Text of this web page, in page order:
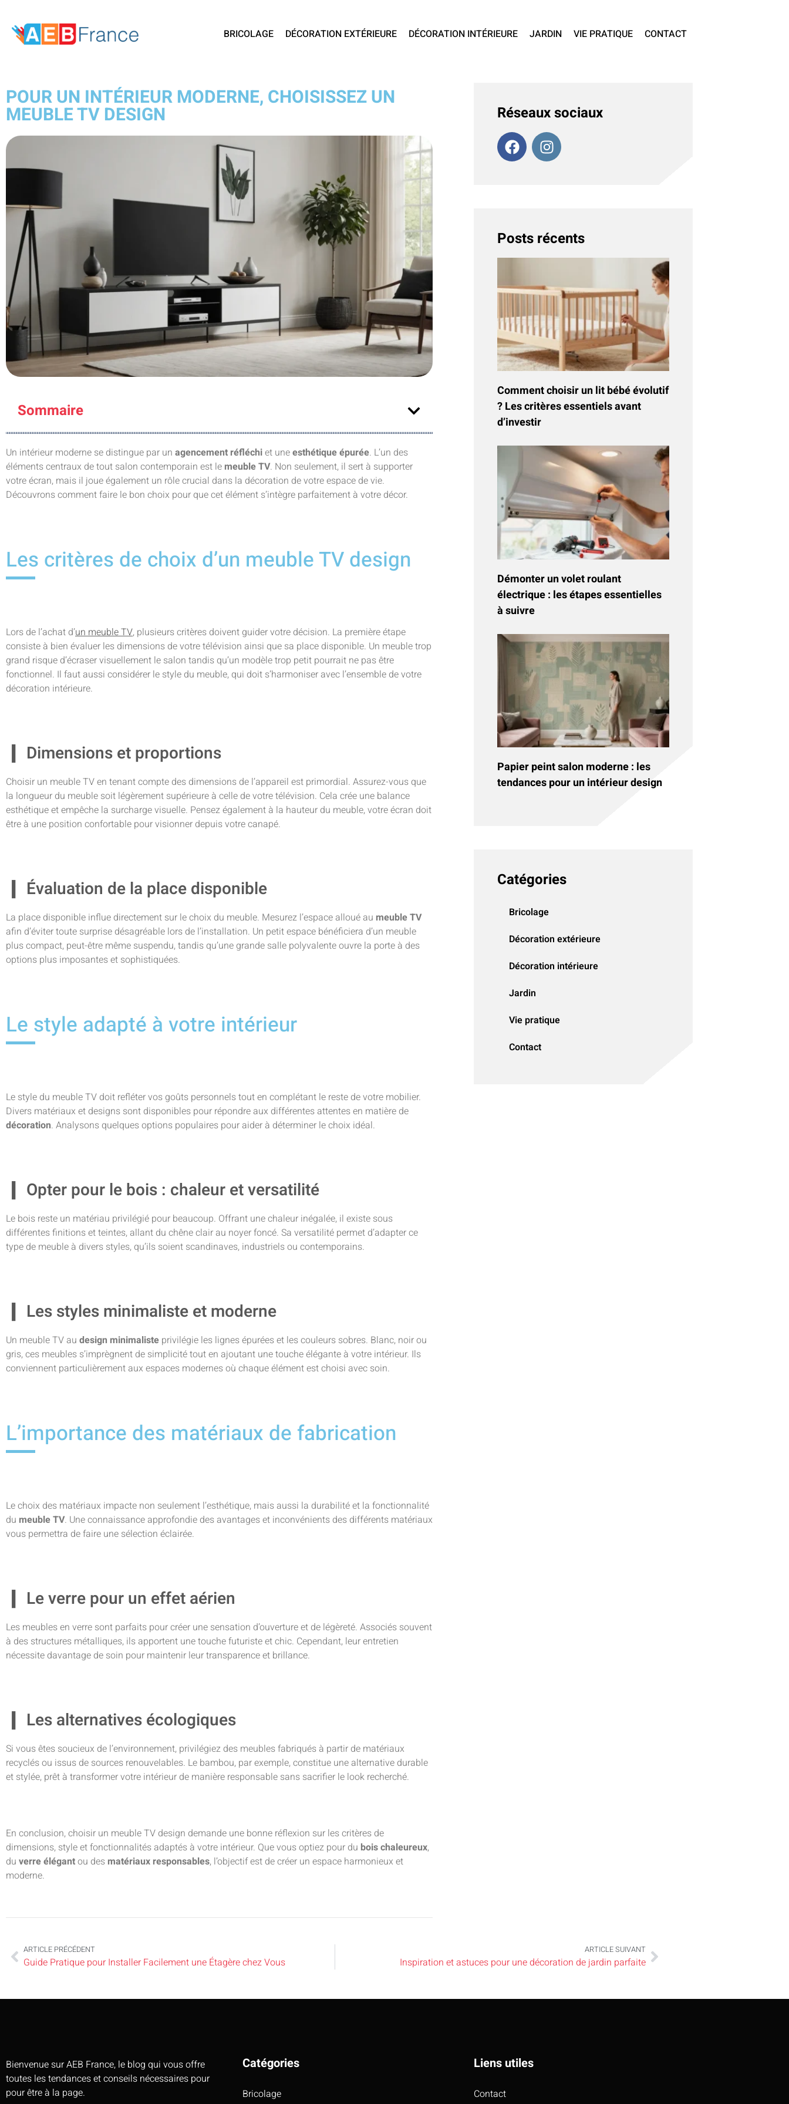
BRICOLAGE DÉCORATION EXTÉRIEURE DÉCORATION INTÉRIEURE JARDIN VIE PRATIQUE CONTACT
POUR UN INTÉRIEUR MODERNE, CHOISISSEZ UN
MEUBLE TV DESIGN
Sommaire
Un intérieur moderne se distingue par un agencement réfléchiet uneesthétique épurée. L’un des
éléments centraux de tout salon contemporain est le meuble TV. Non seulement, il sert à supporter
votre écran, mais il joue également un rôle crucial dans la décoration de votre espace de vie.
Découvrons comment faire le bon choix pour que cet élément s’intègre parfaitement à votre décor.
Les critères de choix d’un meuble TV design
Lors de l’achat d’un meuble TV, plusieurs critères doivent guider votre décision. La première étape
consiste à bien évaluer les dimensions de votre télévision ainsi que sa place disponible. Un meuble trop
grand risque d’écraser visuellement le salon tandis qu’un modèle trop petit pourrait ne pas être
fonctionnel. Il faut aussi considérer le style du meuble, qui doit s’harmoniser avec l’ensemble de votre
décoration intérieure.
Dimensions et proportions
Choisir un meuble TV en tenant compte des dimensions de l’appareil est primordial. Assurez-vous que
la longueur du meuble soit légèrement supérieure à celle de votre télévision. Cela crée une balance
esthétique et empêche la surcharge visuelle. Pensez également à la hauteur du meuble, votre écran doit
être à une position confortable pour visionner depuis votre canapé.
Évaluation de la place disponible
La place disponible influe directement sur le choix du meuble. Mesurez l’espace alloué au meuble TV
afin d’éviter toute surprise désagréable lors de l’installation. Un petit espace bénéficiera d’un meuble
plus compact, peut-être même suspendu, tandis qu’une grande salle polyvalente ouvre la porte à des
options plus imposantes et sophistiquées.
Le style adapté à votre intérieur
Le style du meuble TV doit refléter vos goûts personnels tout en complétant le reste de votre mobilier.
Divers matériaux et designs sont disponibles pour répondre aux différentes attentes en matière de
décoration. Analysons quelques options populaires pour aider à déterminer le choix idéal.
Opter pour le bois : chaleur et versatilité
Le bois reste un matériau privilégié pour beaucoup. Offrant une chaleur inégalée, il existe sous
différentes finitions et teintes, allant du chêne clair au noyer foncé. Sa versatilité permet d’adapter ce
type de meuble à divers styles, qu’ils soient scandinaves, industriels ou contemporains.
Les styles minimaliste et moderne
Un meuble TV au design minimaliste privilégie les lignes épurées et les couleurs sobres. Blanc, noir ou
gris, ces meubles s’imprègnent de simplicité tout en ajoutant une touche élégante à votre intérieur. Ils
conviennent particulièrement aux espaces modernes où chaque élément est choisi avec soin.
L’importance des matériaux de fabrication
Le choix des matériaux impacte non seulement l’esthétique, mais aussi la durabilité et la fonctionnalité
du meuble TV. Une connaissance approfondie des avantages et inconvénients des différents matériaux
vous permettra de faire une sélection éclairée.
Le verre pour un effet aérien
Les meubles en verre sont parfaits pour créer une sensation d’ouverture et de légèreté. Associés souvent
à des structures métalliques, ils apportent une touche futuriste et chic. Cependant, leur entretien
nécessite davantage de soin pour maintenir leur transparence et brillance.
Les alternatives écologiques
Si vous êtes soucieux de l’environnement, privilégiez des meubles fabriqués à partir de matériaux
recyclés ou issus de sources renouvelables. Le bambou, par exemple, constitue une alternative durable
et stylée, prêt à transformer votre intérieur de manière responsable sans sacrifier le look recherché.
En conclusion, choisir un meuble TV design demande une bonne réflexion sur les critères de
dimensions, style et fonctionnalités adaptés à votre intérieur. Que vous optiez pour du bois chaleureux,
du verre élégantou des matériaux responsables, l’objectif est de créer un espace harmonieux et
moderne.
Réseaux sociaux
Posts récents
Comment choisir un lit bébé évolutif
? Les critères essentiels avant
d’investir
Démonter un volet roulant
électrique : les étapes essentielles
à suivre
Papier peint salon moderne : les
tendances pour un intérieur design
Catégories
Bricolage
Décoration extérieure
Décoration intérieure
Jardin
Vie pratique
Contact
ARTICLE PRÉCÉDENT
Guide Pratique pour Installer Facilement une Étagère chez Vous
ARTICLE SUIVANT
Inspiration et astuces pour une décoration de jardin parfaite
Bienvenue sur AEB France, le blog qui vous offre
toutes les tendances et conseils nécessaires pour
pour être à la page.
Catégories
Bricolage
Liens utiles
Contact